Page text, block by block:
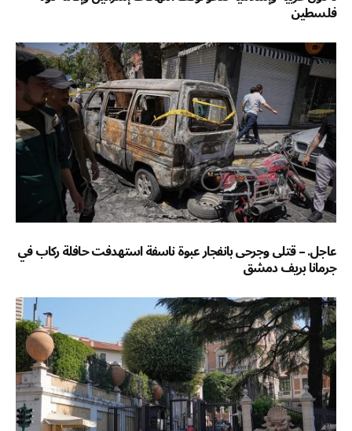
فلسطين
عاجل. – قتلى وجرحى بانفجار عبوة ناسفة استهدفت حافلة ركاب في
جرمانا بريف دمشق